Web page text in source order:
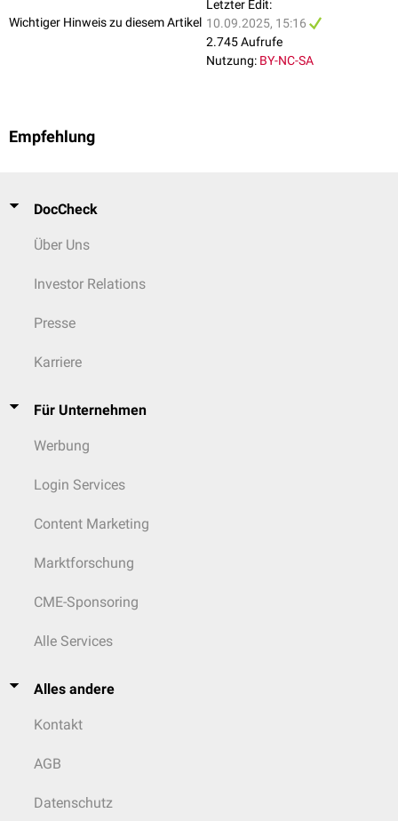
Wichtiger Hinweis zu diesem Artikel
Letzter Edit:
10.09.2025, 15:16
2.745 Aufrufe
Nutzung: BY-NC-SA
Empfehlung
DocCheck
Über Uns
Investor Relations
Presse
Karriere
Für Unternehmen
Werbung
Login Services
Content Marketing
Marktforschung
CME-Sponsoring
Alle Services
Alles andere
Kontakt
AGB
Datenschutz